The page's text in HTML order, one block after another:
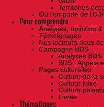
Territoires
Où l'on parle de
Pour comprendre
Analyses, opinions
Témoignages
Nos lecteurs nous
Campagne BDS
Analyses BDS
BDS : Appels
Pages culturelles
Culture de la
Culture juive
Culture
Livres
Thématiques